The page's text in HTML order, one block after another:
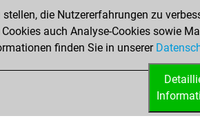
die Nutzererfahrungen zu
auch Analyse-Cookies sowie
finden Sie in unserer